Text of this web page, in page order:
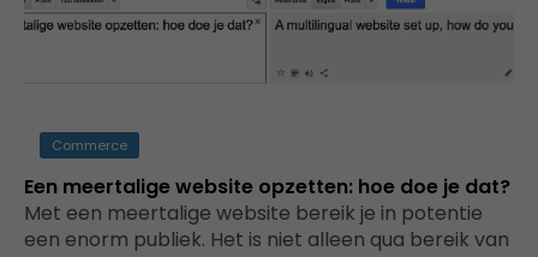
Commerce
Een meertalige website opzetten: hoe doe je dat?
Met een meertalige website bereik je in potentie
een enorm publiek. Het is niet alleen qua bereik van